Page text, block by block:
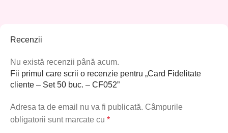
Recenzii
Nu există recenzii până acum.
Fii primul care scrii o recenzie pentru „Card Fidelitate
cliente – Set 50 buc. – CF052”
Adresa ta de email nu va fi publicată. Câmpurile
obligatorii sunt marcate cu *